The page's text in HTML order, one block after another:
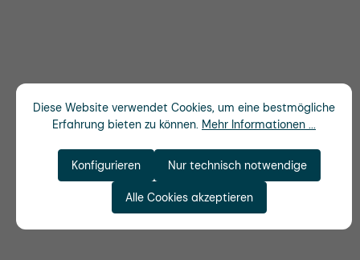
Diese Website verwendet Cookies, um eine bestmögliche
Erfahrung bieten zu können. Mehr Informationen ...
Nur technisch notwendige
Konfigurieren
Alle Cookies akzeptieren